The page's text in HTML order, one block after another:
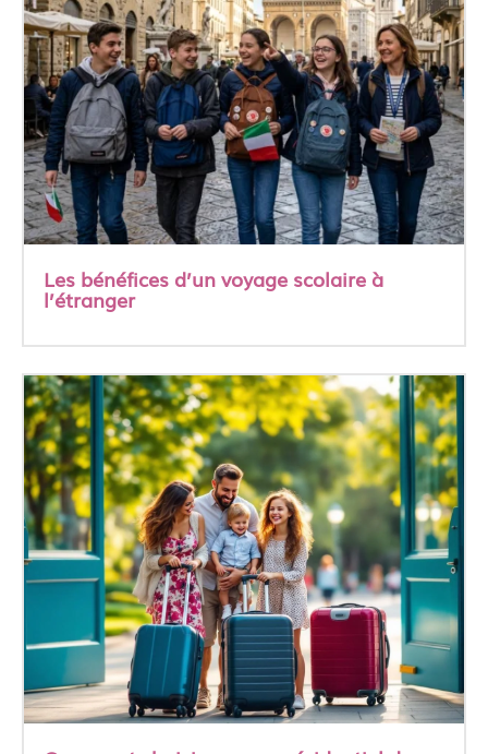
Les bénéfices d’un voyage scolaire à
l’étranger